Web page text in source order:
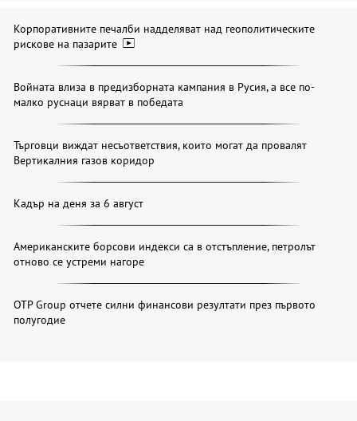
Корпоративните печалби надделяват над геополитическите
рискове на пазарите
Войната влиза в предизборната кампания в Русия, а все по-
малко руснаци вярват в победата
Търговци виждат несъответствия, които могат да провалят
Вертикалния газов коридор
Кадър на деня за 6 август
Американските борсови индекси са в отстъпление, петролът
отново се устреми нагоре
OTP Group отчете силни финансови резултати през първото
полугодие